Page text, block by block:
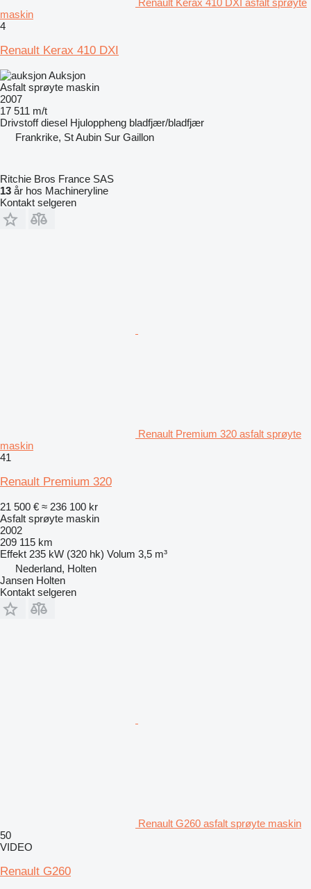
maskin
4
Renault Kerax 410 DXI
Auksjon
Asfalt sprøyte maskin
2007
17 511 m/t
Drivstoff diesel Hjuloppheng bladfjær/bladfjær
Frankrike, St Aubin Sur Gaillon
Ritchie Bros France SAS
13 år hos Machineryline
Kontakt selgeren
Renault Premium 320 asfalt sprøyte
maskin
41
Renault Premium 320
21 500 € ≈ 236 100 kr
Asfalt sprøyte maskin
2002
209 115 km
Effekt 235 kW (320 hk) Volum 3,5 m³
Nederland, Holten
Jansen Holten
Kontakt selgeren
Renault G260 asfalt sprøyte maskin
50
VIDEO
Renault G260